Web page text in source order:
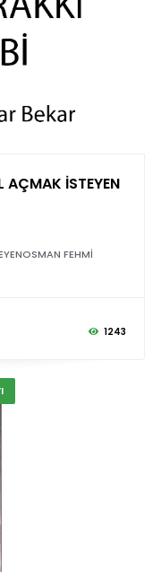
AÇMAK İSTEYEN
FEHMİ
1243